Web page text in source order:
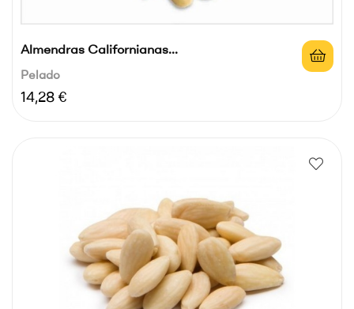
Almendras Californianas...
Pelado
Precio
14,28 €